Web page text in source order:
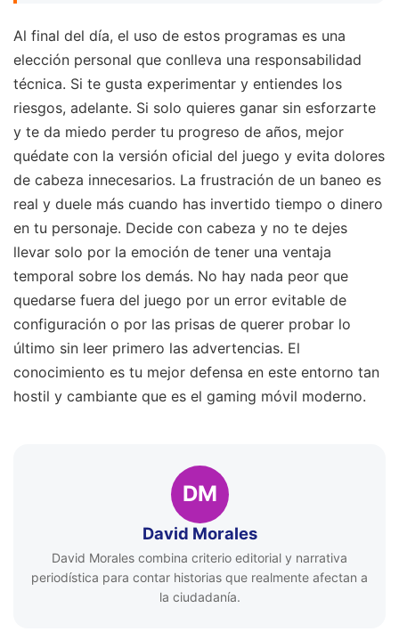
Al final del día, el uso de estos programas es una
elección personal que conlleva una responsabilidad
técnica. Si te gusta experimentar y entiendes los
riesgos, adelante. Si solo quieres ganar sin esforzarte
y te da miedo perder tu progreso de años, mejor
quédate con la versión oficial del juego y evita dolores
de cabeza innecesarios. La frustración de un baneo es
real y duele más cuando has invertido tiempo o dinero
en tu personaje. Decide con cabeza y no te dejes
llevar solo por la emoción de tener una ventaja
temporal sobre los demás. No hay nada peor que
quedarse fuera del juego por un error evitable de
configuración o por las prisas de querer probar lo
último sin leer primero las advertencias. El
conocimiento es tu mejor defensa en este entorno tan
hostil y cambiante que es el gaming móvil moderno.
DM
David Morales
David Morales combina criterio editorial y narrativa
periodística para contar historias que realmente afectan a
la ciudadanía.